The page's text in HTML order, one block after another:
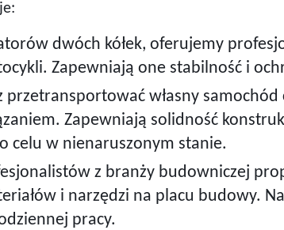
dwóch kółek, oferujemy
Zapewniają one stabilność i
przetransportować własny
Zapewniają solidność
celu w nienaruszonym stanie.
z branży budowniczej
i narzędzi na placu budowy.
pracy.